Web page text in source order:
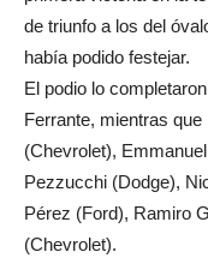
de triunfo a los del
había podido festejar.
El podio lo
Ferrante, mientras
(Chevrolet),
Pezzucchi (Dodge),
Pérez (Ford), Ramiro
(Chevrolet).